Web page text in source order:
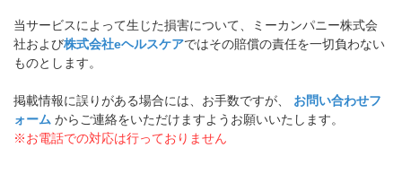
当サービスによって生じた損害について、ミーカンパニー株式会
社および株式会社eヘルスケアではその賠償の責任を一切負わない
ものとします。
掲載情報に誤りがある場合には、お手数ですが、 お問い合わせフ
ォーム からご連絡をいただけますようお願いいたします。
※お電話での対応は行っておりません